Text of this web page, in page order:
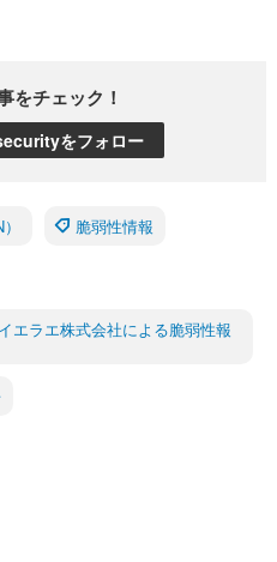
をチェック！
をフォロー
脆弱性情報
エラエ株式会社による脆弱性報